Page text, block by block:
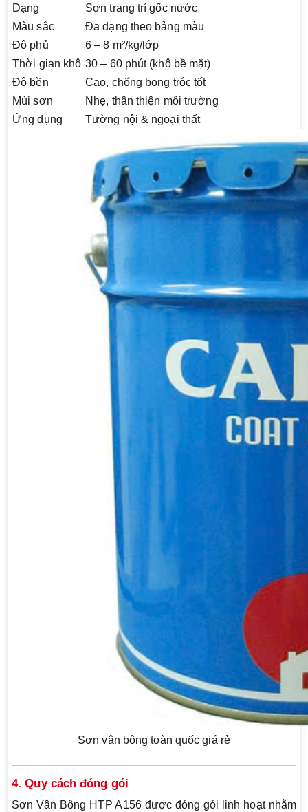
Dạng
Sơn trang trí gốc nước
Màu sắc
Đa dạng theo bảng màu
Độ phủ
6 – 8 m²/kg/lớp
Thời gian khô 30 – 60 phút (khô bề mặt)
Độ bền
Cao, chống bong tróc tốt
Mùi sơn
Nhẹ, thân thiện môi trường
Ứng dụng
Tường nội & ngoại thất
Sơn vân bông toàn quốc giá rẻ
4. Quy cách đóng gói
Sơn Vân Bông HTP A156 được đóng gói linh hoạt nhằm